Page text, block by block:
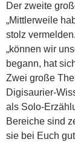
Der zweite
„Mittlerweile
stolz
„können wir
begann, hat
Zwei große
Digisaurier-
als Solo-
Bereiche sind
sie bei Euch